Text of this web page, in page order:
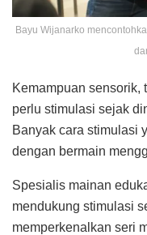
Bayu Wijanarko
Kemampuan sensorik,
perlu stimulasi sejak
Banyak cara stimulasi
dengan bermain
Spesialis mainan
mendukung stimulasi
memperkenalkan seri